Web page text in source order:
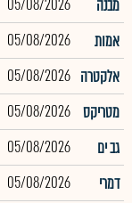
מבנה 05/08/2026
אמות
05/08/2026
אלקטרה 05/08/2026
מטריקס 05/08/2026
גב ים
05/08/2026
דמרי
05/08/2026